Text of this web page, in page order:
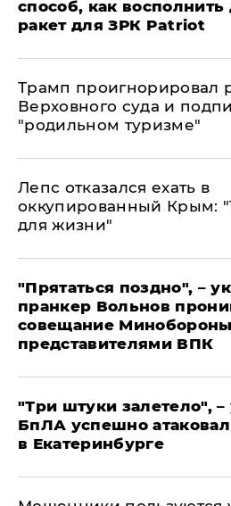
способ, как
ракет для ЗРК Patriot
Трамп проигнорировал
Верховного суда и
"родильном туризме"
Лепс отказался ехать в
оккупированный Крым:
для жизни"
"Прятаться поздно", –
пранкер Вольнов
совещание
представителями ВПК
"Три штуки залетело", –
БпЛА успешно
в Екатеринбурге